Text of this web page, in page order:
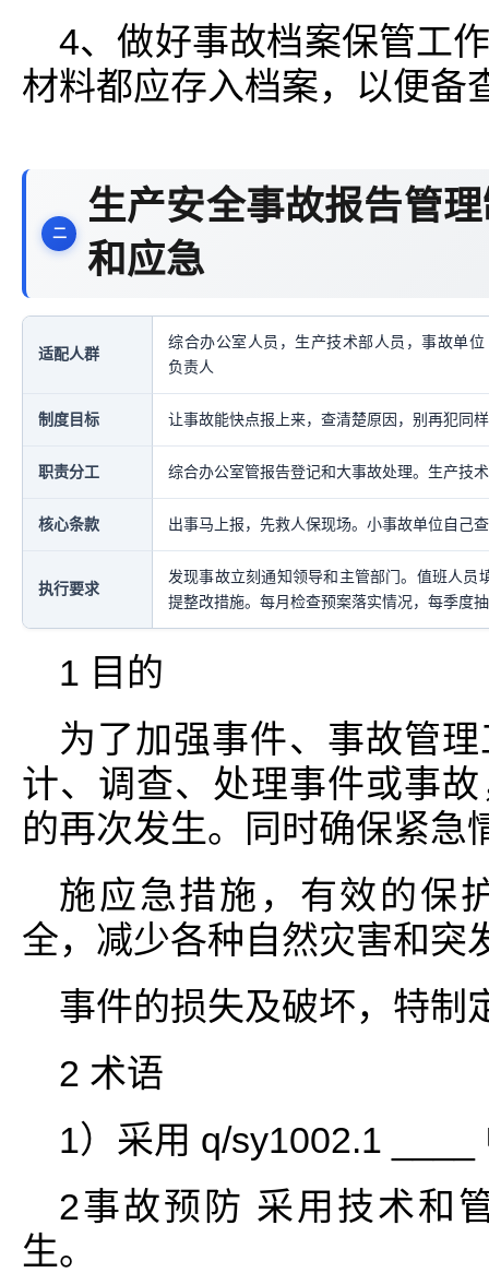
4、做好事故档案保管工
材料都应存入档案，以便备
生产安全事故报告管
和应急
适配人群
综合办公室人员，生产技术部人员，事故单位
负责人
制度目标 让事故能快点报上来，查清楚原因，别再犯同
职责分工 综合办公室管报告登记和大事故处理。生产技
核心条款 出事马上报，先救人保现场。小事故单位自己
执行要求
发现事故立刻通知领导和主管部门。值班人
提整改措施。每月检查预案落实情况，每季度
1 目的
为了加强事件、事故管
计、调查、处理事件或事
的再次发生。同时确保紧急
施应急措施，有效的保
全，减少各种自然灾害和突
事件的损失及破坏，特制
2 术语
1）采用 q/sy1002.1
2事故预防 采用技术和
生。